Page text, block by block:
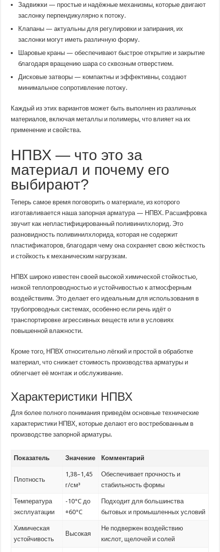
Задвижки — простые и надёжные механизмы, которые двигают
заслонку перпендикулярно к потоку.
Клапаны — актуальны для регулировки и запирания, их
заслонки могут иметь различную форму.
Шаровые краны — обеспечивают быстрое открытие и закрытие
благодаря вращению шара со сквозным отверстием.
Дисковые затворы — компактны и эффективны, создают
минимальное сопротивление потоку.
Каждый из этих вариантов может быть выполнен из различных
материалов, включая металлы и полимеры, что влияет на их
применение и свойства.
НПВХ — что это за
материал и почему его
выбирают?
Теперь самое время поговорить о материале, из которого
изготавливается наша запорная арматура — НПВХ. Расшифровка
звучит как непластифицированный поливинилхлорид. Это
разновидность поливинилхлорида, которая не содержит
пластификаторов, благодаря чему она сохраняет свою жёсткость
и стойкость к механическим нагрузкам.
НПВХ широко известен своей высокой химической стойкостью,
низкой теплопроводностью и устойчивостью к атмосферным
воздействиям. Это делает его идеальным для использования в
трубопроводных системах, особенно если речь идёт о
транспортировке агрессивных веществ или в условиях
повышенной влажности.
Кроме того, НПВХ относительно лёгкий и простой в обработке
материал, что снижает стоимость производства арматуры и
облегчает её монтаж и обслуживание.
Характеристики НПВХ
Для более полного понимания приведём основные технические
характеристики НПВХ, которые делают его востребованным в
производстве запорной арматуры.
Показатель Значение Комментарий
Плотность
1,38–1,45
г/см³
Обеспечивает прочность и
стабильность формы
Температура
эксплуатации
-10°C до
+60°C
Подходит для большинства
бытовых и промышленных условий
Химическая
устойчивость
Высокая
Не подвержен воздействию
кислот, щелочей и солей